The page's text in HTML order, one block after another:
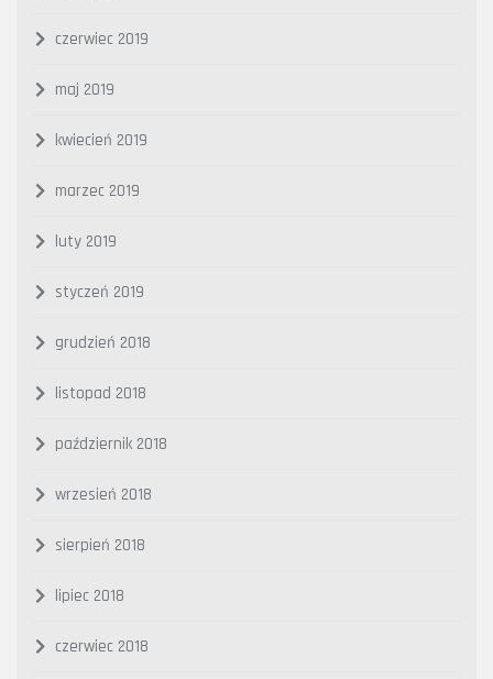
czerwiec 2019
maj 2019
kwiecień 2019
marzec 2019
luty 2019
styczeń 2019
grudzień 2018
listopad 2018
październik 2018
wrzesień 2018
sierpień 2018
lipiec 2018
czerwiec 2018